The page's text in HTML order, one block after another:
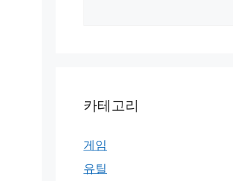
카테고리
게임
유틸